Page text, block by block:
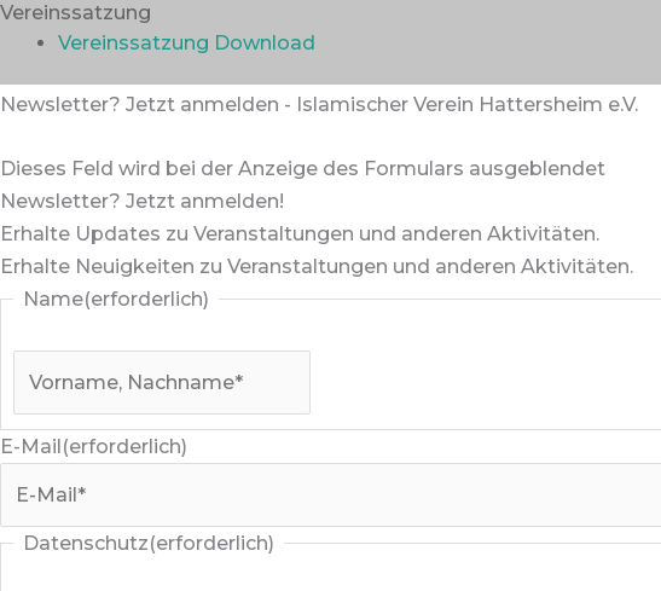
Zum
Inhalt
springen
Vereinssatzung
Vereinssatzung Download
Newsletter? Jetzt anmelden - Islamischer Verein Hattersheim e.V.
Dieses Feld wird bei der Anzeige des Formulars ausgeblendet
Newsletter? Jetzt anmelden!
Erhalte Updates zu Veranstaltungen und anderen Aktivitäten.
Erhalte Neuigkeiten zu Veranstaltungen und anderen Aktivitäten.
Name(erforderlich)
E-Mail (erforderlich)
Datenschutz(erforderlich)